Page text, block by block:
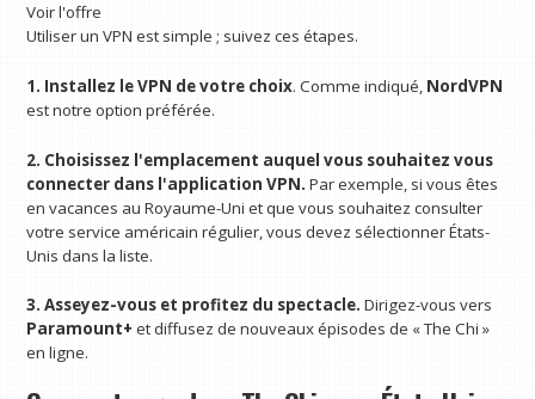
Voir l'offre
Utiliser un VPN est simple ; suivez ces étapes.
1. Installez le VPN de votre choix. Comme indiqué, NordVPN
est notre option préférée.
2. Choisissez l'emplacement auquel vous souhaitez vous
connecter dans l'application VPN.Par exemple, si vous êtes
en vacances au Royaume-Uni et que vous souhaitez consulter
votre service américain régulier, vous devez sélectionner États-
Unis dans la liste.
3. Asseyez-vous et profitez du spectacle.Dirigez-vous vers
Paramount+ et diffusez de nouveaux épisodes de « The Chi »
en ligne.